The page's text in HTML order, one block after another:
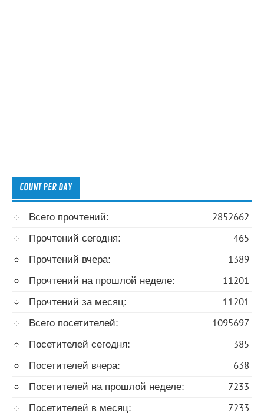
COUNT PER DAY
2852662
Всего прочтений:
465
Прочтений сегодня:
1389
Прочтений вчера:
11201
Прочтений на прошлой неделе:
11201
Прочтений за месяц:
1095697
Всего посетителей:
385
Посетителей сегодня:
638
Посетителей вчера:
7233
Посетителей на прошлой неделе:
7233
Посетителей в месяц: